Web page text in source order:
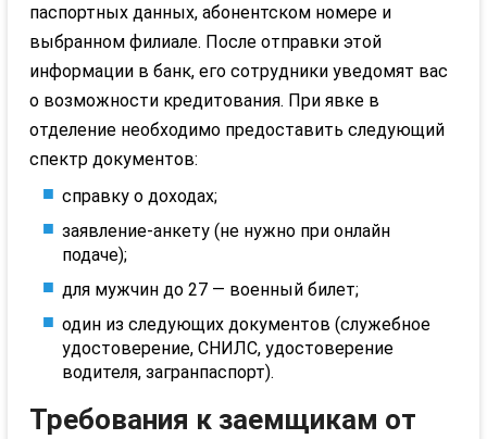
паспортных данных, абонентском номере и
выбранном филиале. После отправки этой
информации в банк, его сотрудники уведомят вас
о возможности кредитования. При явке в
отделение необходимо предоставить следующий
спектр документов:
справку о доходах;
заявление-анкету (не нужно при онлайн
подаче);
для мужчин до 27 — военный билет;
один из следующих документов (служебное
удостоверение, СНИЛС, удостоверение
водителя, загранпаспорт).
Требования к заемщикам от